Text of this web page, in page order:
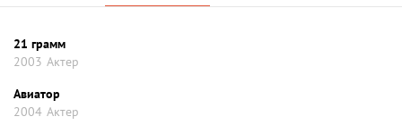
21 грамм
2003 Актер
Авиатор
2004 Актер